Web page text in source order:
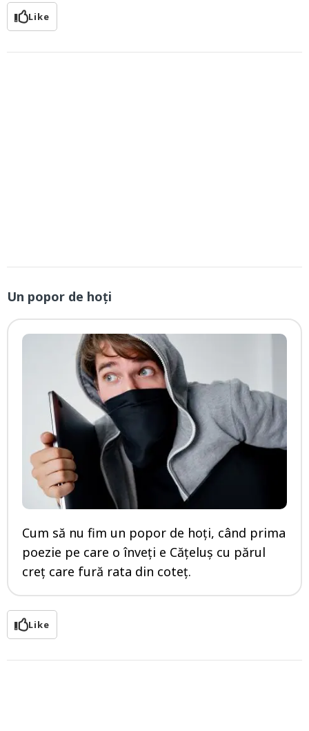
Like
Un popor de hoți
Cum să nu fim un popor de hoți, când prima
poezie pe care o înveți e Cățeluș cu părul
creț care fură rata din coteț.
Like